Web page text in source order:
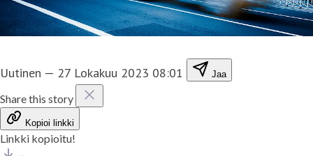
Uutinen — 27 Lokakuu 2023 08:01 Jaa
Share this story
Kopioi linkki
Linkki kopioitu!